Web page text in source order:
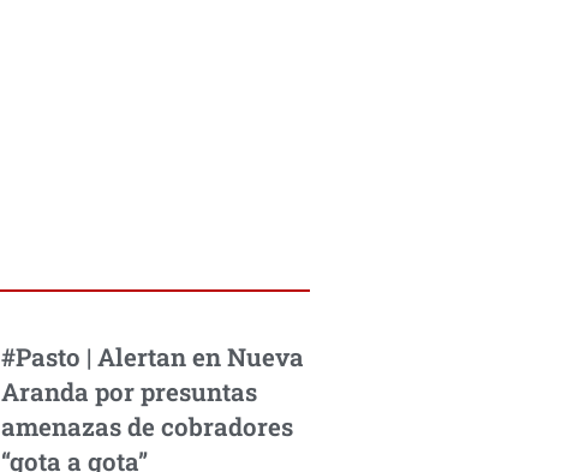
#Pasto | Alertan en Nueva
Aranda por presuntas
amenazas de cobradores
“gota a gota”